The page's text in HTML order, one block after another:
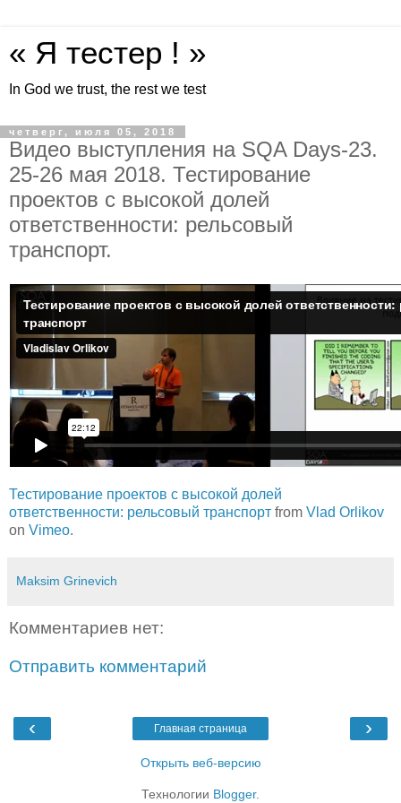
« Я тестер ! »
In God we trust, the rest we test
четверг, июля 05, 2018
Видео выступления на SQA Days-23.
25-26 мая 2018. Тестирование
проектов с высокой долей
ответственности: рельсовый
транспорт.
Тестирование проектов с высокой долей
ответственности: рельсовый транспорт from Vlad Orlikov
on Vimeo.
Maksim Grinevich
Комментариев нет:
Отправить комментарий
‹ ›
Главная страница
Открыть веб-версию
Технологии Blogger.